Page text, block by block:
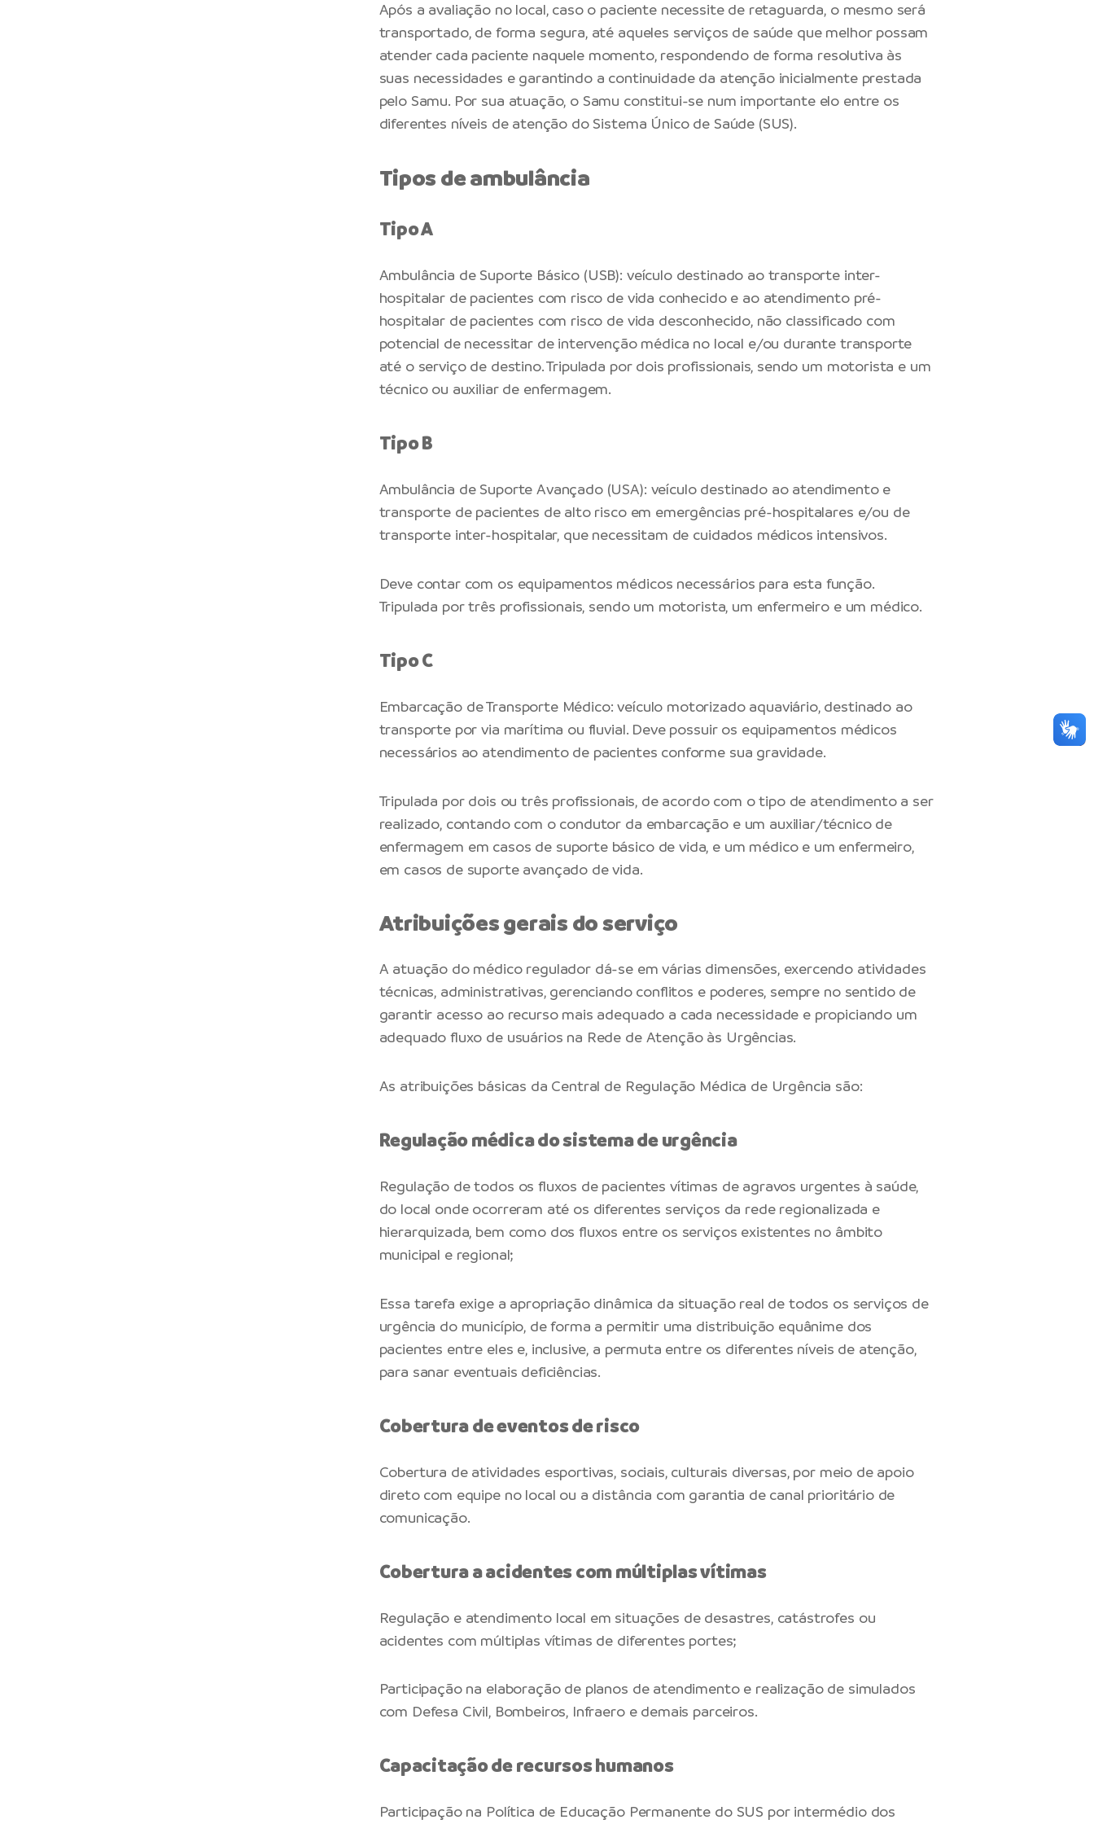
Após a avaliação no local, caso o paciente necessite de retaguarda, o mesmo será
transportado, de forma segura, até aqueles serviços de saúde que melhor possam
atender cada paciente naquele momento, respondendo de forma resolutiva às
suas necessidades e garantindo a continuidade da atenção inicialmente prestada
pelo Samu. Por sua atuação, o Samu constitui-se num importante elo entre os
diferentes níveis de atenção do Sistema Único de Saúde (SUS).
Tipos de ambulância
Tipo A
Ambulância de Suporte Básico (USB): veículo destinado ao transporte inter-
hospitalar de pacientes com risco de vida conhecido e ao atendimento pré-
hospitalar de pacientes com risco de vida desconhecido, não classificado com
potencial de necessitar de intervenção médica no local e/ou durante transporte
até o serviço de destino. Tripulada por dois profissionais, sendo um motorista e um
técnico ou auxiliar de enfermagem.
Tipo B
Ambulância de Suporte Avançado (USA): veículo destinado ao atendimento e
transporte de pacientes de alto risco em emergências pré-hospitalares e/ou de
transporte inter-hospitalar, que necessitam de cuidados médicos intensivos.
Deve contar com os equipamentos médicos necessários para esta função.
Tripulada por três profissionais, sendo um motorista, um enfermeiro e um médico.
Tipo C
Embarcação de Transporte Médico: veículo motorizado aquaviário, destinado ao
transporte por via marítima ou fluvial. Deve possuir os equipamentos médicos
necessários ao atendimento de pacientes conforme sua gravidade.
Tripulada por dois ou três profissionais, de acordo com o tipo de atendimento a ser
realizado, contando com o condutor da embarcação e um auxiliar/técnico de
enfermagem em casos de suporte básico de vida, e um médico e um enfermeiro,
em casos de suporte avançado de vida.
Atribuições gerais do serviço
A atuação do médico regulador dá-se em várias dimensões, exercendo atividades
técnicas, administrativas, gerenciando conflitos e poderes, sempre no sentido de
garantir acesso ao recurso mais adequado a cada necessidade e propiciando um
adequado fluxo de usuários na Rede de Atenção às Urgências.
As atribuições básicas da Central de Regulação Médica de Urgência são:
Regulação médica do sistema de urgência
Regulação de todos os fluxos de pacientes vítimas de agravos urgentes à saúde,
do local onde ocorreram até os diferentes serviços da rede regionalizada e
hierarquizada, bem como dos fluxos entre os serviços existentes no âmbito
municipal e regional;
Essa tarefa exige a apropriação dinâmica da situação real de todos os serviços de
urgência do município, de forma a permitir uma distribuição equânime dos
pacientes entre eles e, inclusive, a permuta entre os diferentes níveis de atenção,
para sanar eventuais deficiências.
Cobertura de eventos de risco
Cobertura de atividades esportivas, sociais, culturais diversas, por meio de apoio
direto com equipe no local ou a distância com garantia de canal prioritário de
comunicação.
Cobertura a acidentes com múltiplas vítimas
Regulação e atendimento local em situações de desastres, catástrofes ou
acidentes com múltiplas vítimas de diferentes portes;
Participação na elaboração de planos de atendimento e realização de simulados
com Defesa Civil, Bombeiros, Infraero e demais parceiros.
Capacitação de recursos humanos
Participação na Política de Educação Permanente do SUS por intermédio dos